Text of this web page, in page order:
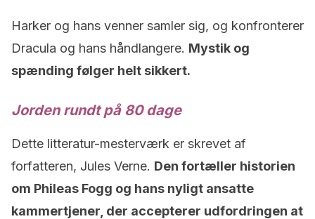
Harker og hans venner samler sig, og konfronterer
Dracula og hans håndlangere. Mystik og
spænding følger helt sikkert.
Jorden rundt på 80 dage
Dette litteratur-mesterværk er skrevet af
forfatteren, Jules Verne. Den fortæller historien
om Phileas Fogg og hans nyligt ansatte
kammertjener, der accepterer udfordringen at